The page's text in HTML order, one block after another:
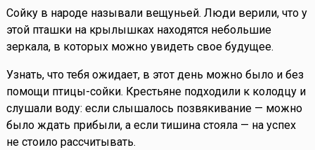
Сойку в народе называли вещуньей. Люди верили, что у
этой пташки на крылышках находятся небольшие
зеркала, в которых можно увидеть свое будущее.
Узнать, что тебя ожидает, в этот день можно было и без
помощи птицы-сойки. Крестьяне подходили к колодцу и
слушали воду: если слышалось позвякивание — можно
было ждать прибыли, а если тишина стояла — на успех
не стоило рассчитывать.